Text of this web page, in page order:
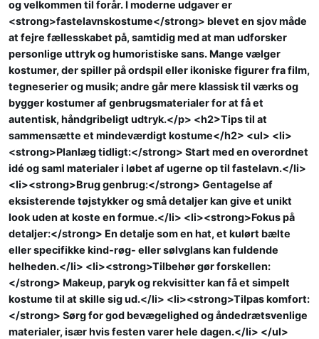
og velkommen til forår. I moderne udgaver er
<strong>fastelavnskostume</strong> blevet en sjov måde
at fejre fællesskabet på, samtidig med at man udforsker
personlige uttryk og humoristiske sans. Mange vælger
kostumer, der spiller på ordspil eller ikoniske figurer fra film,
tegneserier og musik; andre går mere klassisk til værks og
bygger kostumer af genbrugsmaterialer for at få et
autentisk, håndgribeligt udtryk.</p> <h2>Tips til at
sammensætte et mindeværdigt kostume</h2> <ul> <li>
<strong>Planlæg tidligt:</strong> Start med en overordnet
idé og saml materialer i løbet af ugerne op til fastelavn.</li>
<li><strong>Brug genbrug:</strong> Gentagelse af
eksisterende tøjstykker og små detaljer kan give et unikt
look uden at koste en formue.</li> <li><strong>Fokus på
detaljer:</strong> En detalje som en hat, et kulørt bælte
eller specifikke kind-røg- eller sølvglans kan fuldende
helheden.</li> <li><strong>Tilbehør gør forskellen:
</strong> Makeup, paryk og rekvisitter kan få et simpelt
kostume til at skille sig ud.</li> <li><strong>Tilpas komfort:
</strong> Sørg for god bevægelighed og åndedrætsvenlige
materialer, især hvis festen varer hele dagen.</li> </ul>